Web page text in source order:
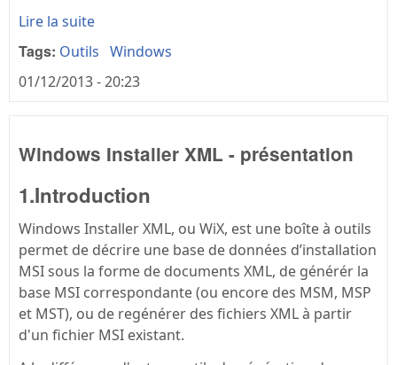
Lire la suite
Tags: Outils Windows
01/12/2013 - 20:23
Windows Installer XML - présentation
1.Introduction
Windows Installer XML, ou WiX, est une boîte à outils
permet de décrire une base de données d’installation
MSI sous la forme de documents XML, de générér la
base MSI correspondante (ou encore des MSM, MSP
et MST), ou de regénérer des fichiers XML à partir
d'un fichier MSI existant.